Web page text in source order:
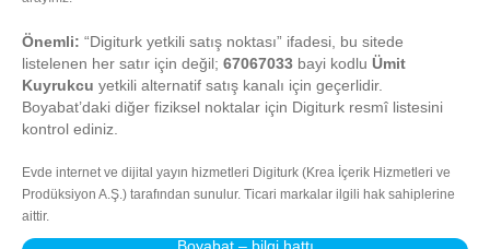
Önemli: “Digiturk yetkili satış noktası” ifadesi, bu sitede
listelenen her satır için değil; 67067033 bayi kodlu Ümit
Kuyrukcu yetkili alternatif satış kanalı için geçerlidir.
Boyabat’daki diğer fiziksel noktalar için Digiturk resmî listesini
kontrol ediniz.
Evde internet ve dijital yayın hizmetleri Digiturk (Krea İçerik Hizmetleri ve
Prodüksiyon A.Ş.) tarafından sunulur. Ticari markalar ilgili hak sahiplerine
aittir.